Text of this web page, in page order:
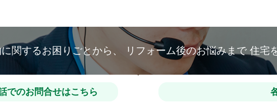
関するお困りごとから、 リフォーム後のお悩みまで 住宅
でのお問合せはこちら